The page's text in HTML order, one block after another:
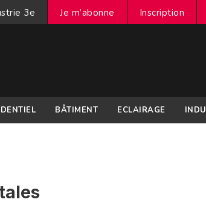
3e Je m’abonne Inscription
BÂTIMENT ECLAIRAGE